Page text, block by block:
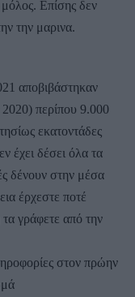
Επίσης δεν
την μαρινα.
αποβιβάστηκαν
2020) περίπου 9.000
εκατοντάδες
έχει δέσει όλα τα
δένουν στην μέσα
έρχεστε ποτέ
γράφετε από την
στον πρώην